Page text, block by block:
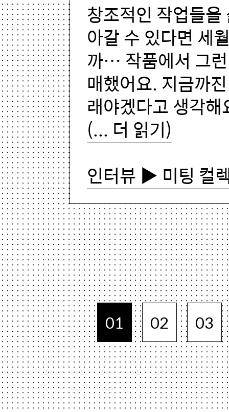
창조적인 작업들
아갈 수 있다면 세
까… 작품에서 그
매했어요. 지금까
래야겠다고 생각해
(... 더 읽기)
인터뷰 ▶ 미팅 컬
01 02 03